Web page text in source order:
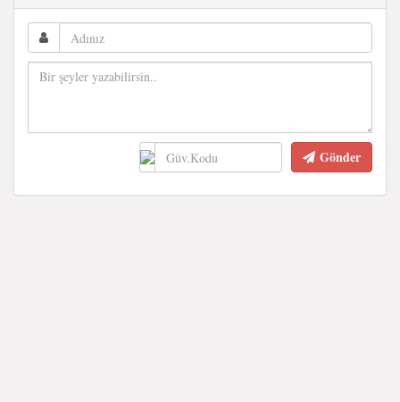
Gönder